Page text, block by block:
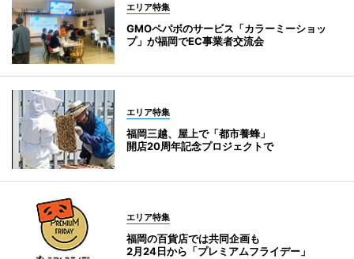
エリア特集
GMOペパボのサービス「カラーミーショッ
プ」が福岡でEC事業者交流会
エリア特集
福岡三越、屋上で「都市養蜂」
開店20周年記念プロジェクトで
エリア特集
福岡の百貨店では共同企画も
2月24日から「プレミアムフライデー」